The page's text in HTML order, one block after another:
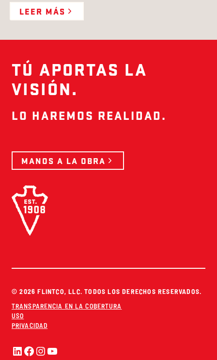
LEER MÁS
TÚ APORTAS LA
VISIÓN.
LO HAREMOS REALIDAD.
MANOS A LA OBRA
© 2026 FLINTCO, LLC. TODOS LOS DERECHOS RESERVADOS.
TRANSPARENCIA EN LA COBERTURA
USO
PRIVACIDAD
LinkedIn
Facebook
Instagram
YouTube